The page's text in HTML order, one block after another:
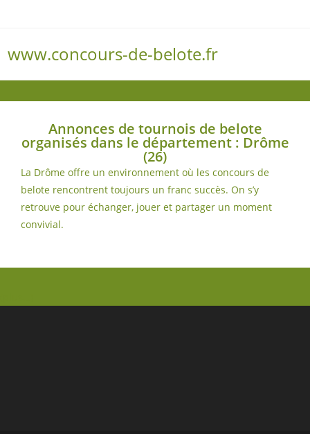
www.concours-de-belote.fr
Annonces de tournois de belote
organisés dans le département : Drôme
(26)
La Drôme offre un environnement où les concours de
belote rencontrent toujours un franc succès. On s’y
retrouve pour échanger, jouer et partager un moment
convivial.